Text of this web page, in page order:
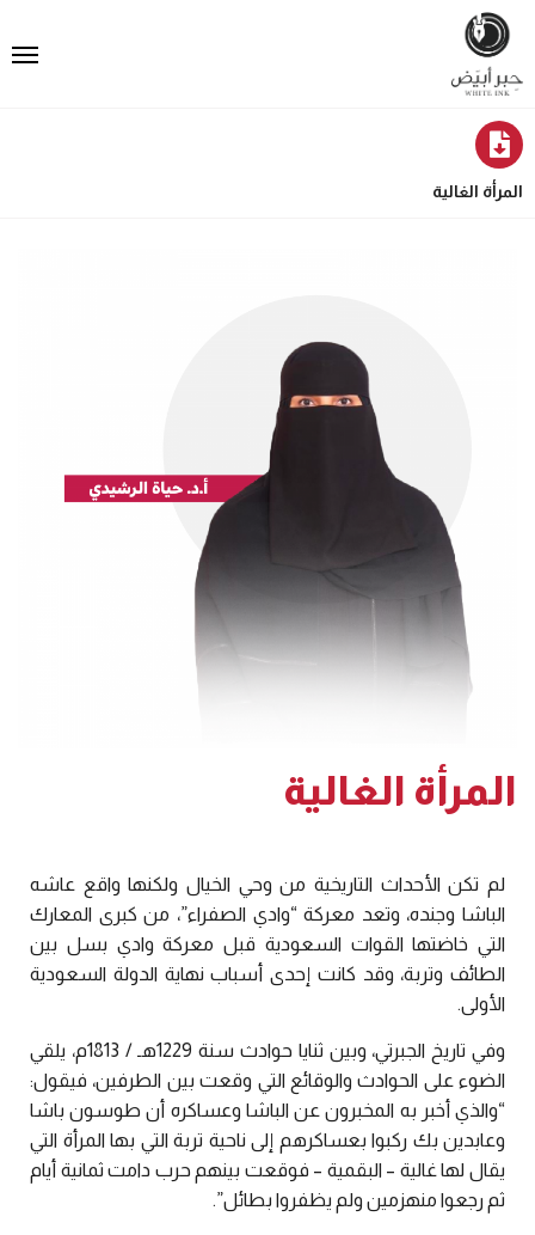
المرأة الغالية
المرأة الغالية
لم تكن الأحداث التاريخية من وحي الخيال ولكنها واقع عاشه
الباشا وجنده، وتعد معركة “وادي الصفراء”، من كبرى المعارك
التي خاضتها القوات السعودية قبل معركة وادي بسل بين
الطائف وتربة، وقد كانت إحدى أسباب نهاية الدولة السعودية
الأولى.
وفي تاريخ الجبرتي، وبين ثنايا حوادث سنة 1229هـ / 1813م، يلقي
الضوء على الحوادث والوقائع التي وقعت بين الطرفين، فيقول:
“والذي أخبر به المخبرون عن الباشا وعساكره أن طوسون باشا
وعابدين بك ركبوا بعساكرهم إلى ناحية تربة التي بها المرأة التي
يقال لها غالية – البقمية – فوقعت بينهم حرب دامت ثمانية أيام
ثم رجعوا منهزمين ولم يظفروا بطائل”.